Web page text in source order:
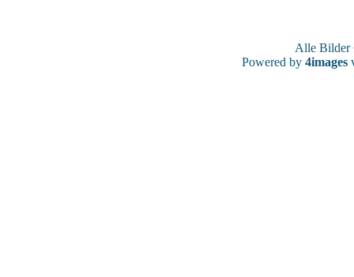
Alle
Powered by 4images